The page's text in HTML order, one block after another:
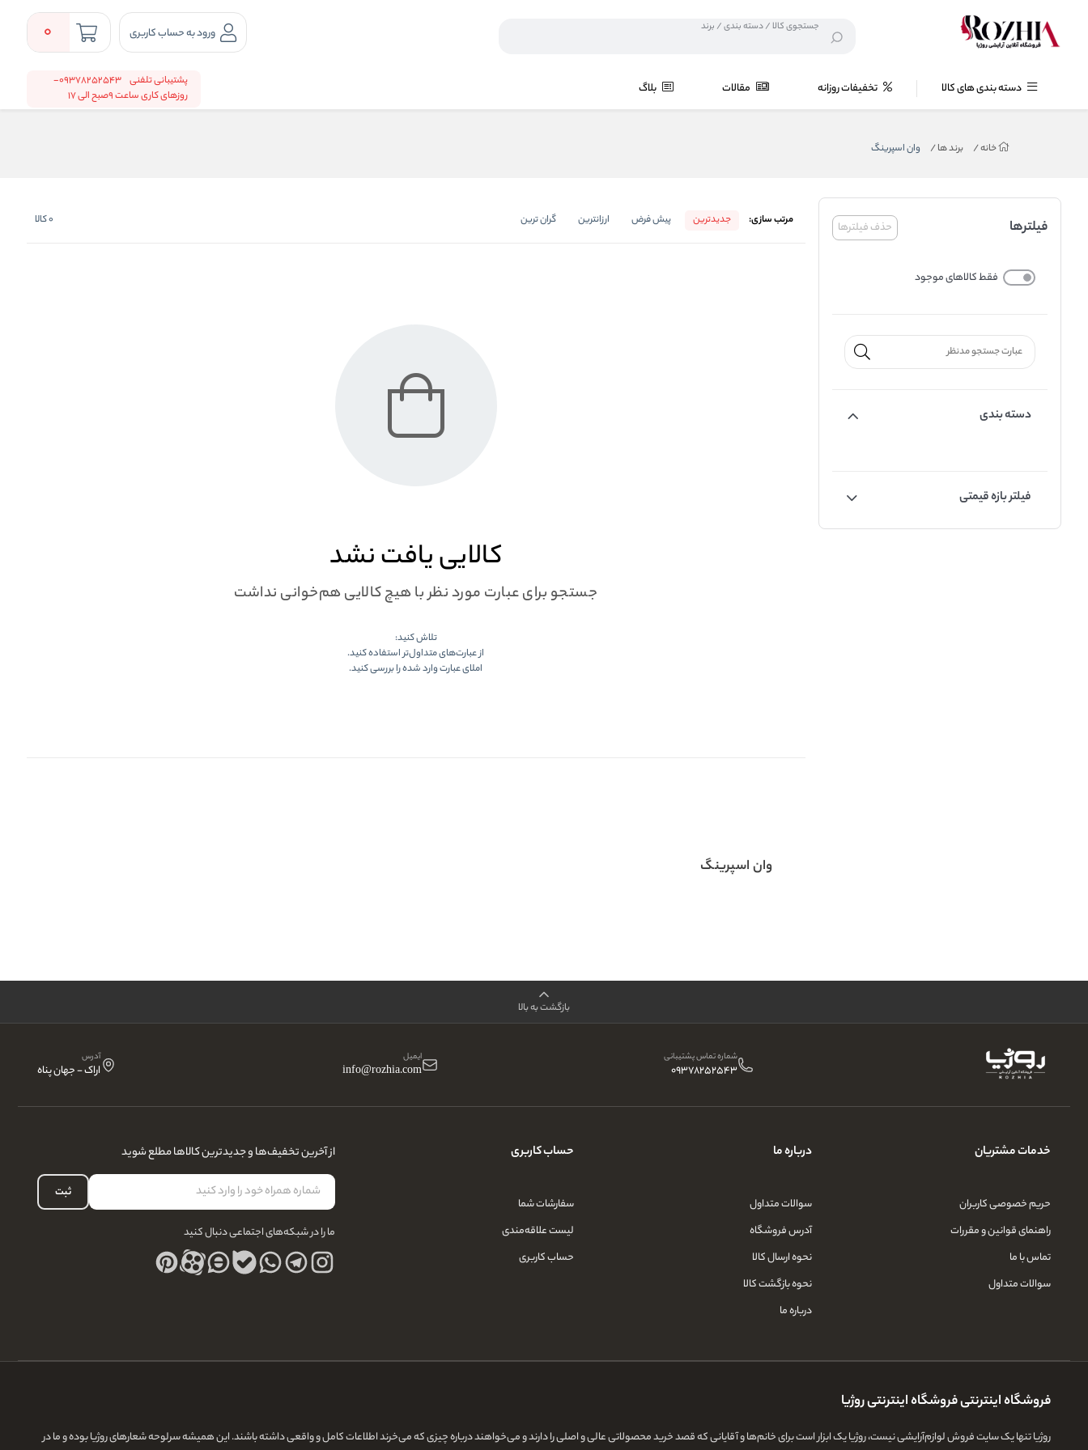
ورود به حساب کاربری 0
دسته بندی های کالا تخفیفات روزانه مقالات بلاگ پشتیبانی تلفنی
09378252543-
روزهای کاری ساعت 9صبح الی 17
خانه/ برند ها/ وان اسپرینگ
حذف فیلترها فیلترها
فقط کالاهای موجود
دسته بندی
فیلتر بازه قیمتی
مرتب سازی: جدیدترین پیش فرض ارزانترین گران ترین 0کالا
کالایی یافت نشد
جستجو برای عبارت مورد نظر با هیچ کالایی هم‌خوانی نداشت
تلاش کنید:
از عبارت‌های متداول‌تر استفاده کنید.
املای عبارت وارد شده را بررسی کنید.
وان اسپرینگ
بازگشت به بالا
شماره تماس پشتیبانی
09378252543
ایمیل
info@rozhia.com
آدرس
اراک - جهان پناه
خدمات مشتریان
حریم خصوصی کاربران
راهنمای قوانین و مقررات
تماس با ما
سوالات متداول
درباره ما
سوالات متداول
آدرس فروشگاه
نحوه ارسال کالا
نحوه بازگشت کالا
درباره ما
حساب کاربری
سفارشات شما
لیست علاقه‌مندی
حساب کاربری
از آخرین تخفیف‌ها و جدیدترین کالاها مطلع شوید
ثبت
ما را در شبکه‌های اجتماعی دنبال کنید
فروشگاه اینترنتی فروشگاه اینترنتی روژیا
روژیا تنها یک سایت فروش لوازم‌آرایشی نیست، روژیا یک ابزار است برای خانم‌ها و آقایانی که قصد خرید محصولاتی عالی و اصلی را دارند و می‌خواهند درباره چیزی که می‌خرند اطلاعات کامل و واقعی داشته باشند. این همیشه سرلوحه شعارهای روژیا بوده و ما در